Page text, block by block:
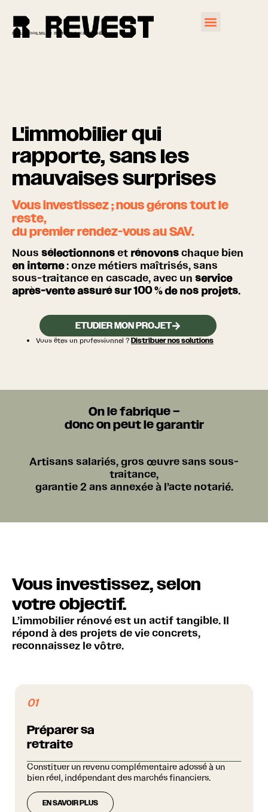
INVESTISSEMENT IMMOBILIER INTÉGRÉ
L'immobilier qui
rapporte, sans les
mauvaises surprises
Vous investissez ; nous gérons tout le
reste,
du premier rendez-vous au SAV.
Nous sélectionnonset rénovonschaque bien
en interne: onze métiers maîtrisés, sans
sous-traitance en cascade, avec un service
après-vente assuré sur100 % de nos projets.
ETUDIER MON PROJET
Vous êtes un professionnel ?Distribuer nos solutions
On le fabrique –
donc on peut le garantir
Artisans salariés, gros œuvre sans sous-
traitance,
garantie 2 ans annexée à l’acte notarié.
Vous investissez, selon
votre objectif.
L’immobilier rénové est un actif tangible. Il
répond à des projets de vie concrets,
reconnaissez le vôtre.
01
Préparer sa
retraite
Constituer un revenu complémentaire adossé à un
bien réel, indépendant des marchés financiers.
EN SAVOIR PLUS